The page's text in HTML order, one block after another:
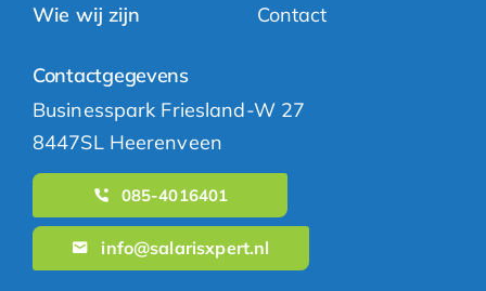
Wie wij zijn
Contact
Contactgegevens
Businesspark Friesland-W 27
8447SL Heerenveen
085-4016401
info@salarisxpert.nl